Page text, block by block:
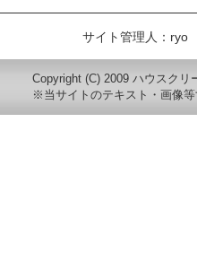
サイト管理人：
Copyright (C) 2009 ハウスク
※当サイトのテキスト・画像